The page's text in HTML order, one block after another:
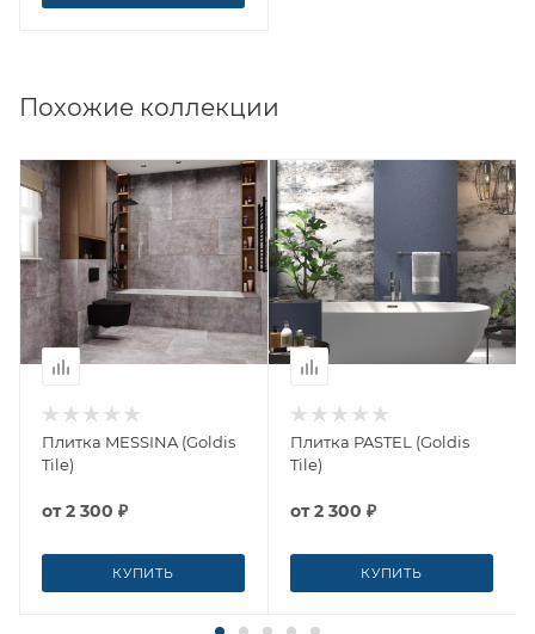
Похожие коллекции
Плитка MESSINA (Goldis
Tile)
от2 300 ₽
КУПИТЬ
Плитка PASTEL (Goldis
Tile)
от2 300 ₽
КУПИТЬ